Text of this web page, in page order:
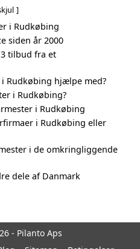
i Rudkøbing
siden år 2000
tilbud fra et
Rudkøbing hjælpe med?
i Rudkøbing?
i Rudkøbing
i Rudkøbing eller
i de omkringliggende
dele af Danmark
- Pilanto Aps